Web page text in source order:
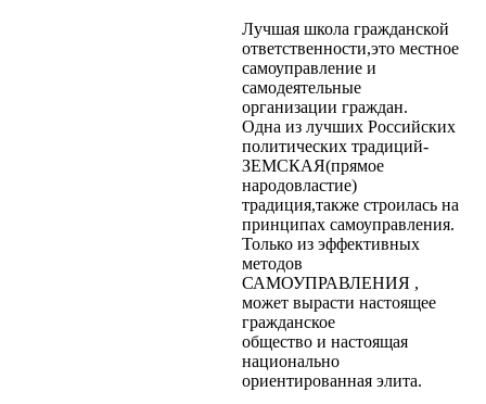
Лучшая школа гражданской
ответственности,это местное
самоуправление и
самодеятельные
организации граждан.
Одна из лучших Российских
политических традиций-
ЗЕМСКАЯ(прямое
народовластие)
традиция,также строилась на
принципах самоуправления.
Только из эффективных
методов
САМОУПРАВЛЕНИЯ ,
может вырасти настоящее
гражданское
общество и настоящая
национально
ориентированная элита.